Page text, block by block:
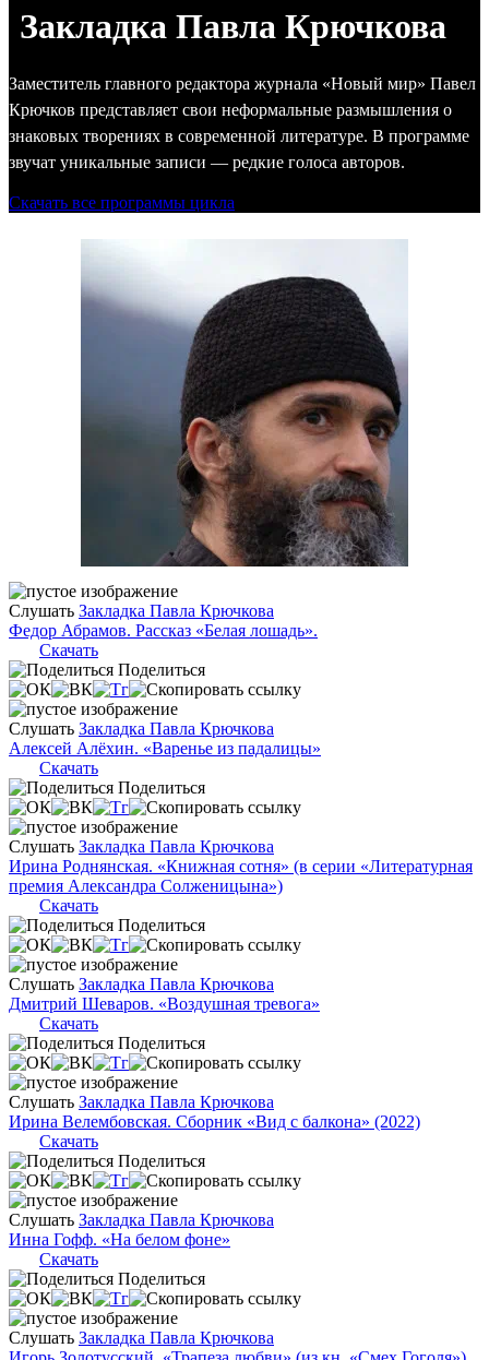
Закладка Павла Крючкова
Заместитель главного редактора журнала «Новый мир» Павел
Крючков представляет свои неформальные размышления о
знаковых творениях в современной литературе. В программе
звучат уникальные записи — редкие голоса авторов.
Скачать все программы цикла
Слушать Закладка Павла Крючкова
Федор Абрамов. Рассказ «Белая лошадь».
Скачать
Поделиться
Слушать Закладка Павла Крючкова
Алексей Алёхин. «Варенье из падалицы»
Скачать
Поделиться
Слушать Закладка Павла Крючкова
Ирина Роднянская. «Книжная сотня» (в серии «Литературная
премия Александра Солженицына»)
Скачать
Поделиться
Слушать Закладка Павла Крючкова
Дмитрий Шеваров. «Воздушная тревога»
Скачать
Поделиться
Слушать Закладка Павла Крючкова
Ирина Велембовская. Сборник «Вид с балкона» (2022)
Скачать
Поделиться
Слушать Закладка Павла Крючкова
Инна Гофф. «На белом фоне»
Скачать
Поделиться
Слушать Закладка Павла Крючкова